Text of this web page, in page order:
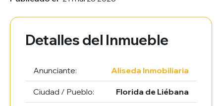
Detalles del Inmueble
Anunciante: Aliseda Inmobiliaria
Ciudad / Pueblo: Florida de Liébana